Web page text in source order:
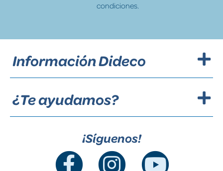
condiciones.
Información Dideco
¿Te ayudamos?
¡Síguenos!